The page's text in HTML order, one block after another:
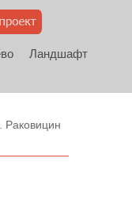
Ландшафт
Раковицин